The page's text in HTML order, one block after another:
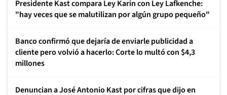
Presidente Kast compara Ley Karin con Ley Lafkenche:
"hay veces que se malutilizan por algún grupo pequeño"
Banco confirmó que dejaría de enviarle publicidad a
cliente pero volvió a hacerlo: Corte lo multó con $4,3
millones
Denuncian a José Antonio Kast por cifras que dijo en